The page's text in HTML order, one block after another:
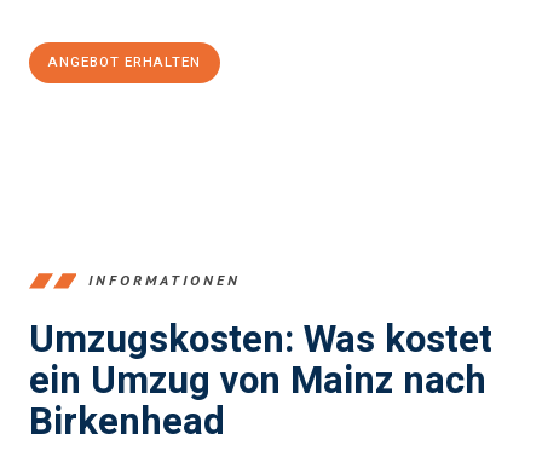
ANGEBOT ERHALTEN
INFORMATIONEN
Umzugskosten: Was kostet
ein Umzug von Mainz nach
Birkenhead